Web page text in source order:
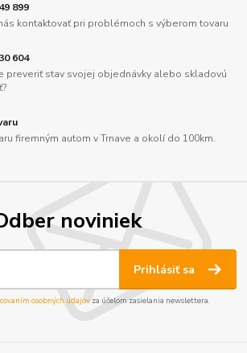
899
kontaktovať pri problémoch s výberom tovaru
604
preveriť stav svojej objednávky alebo skladovú
firemným autom v Trnave a okolí do 100km.
noviniek
Prihlásiť sa
osobných údajov za účelom zasielania newslettera.